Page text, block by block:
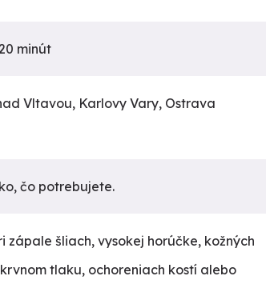
minút
Vltavou, Karlovy Vary, Ostrava
čo potrebujete.
zápale šliach, vysokej horúčke, kožných
tlaku, ochoreniach kostí alebo